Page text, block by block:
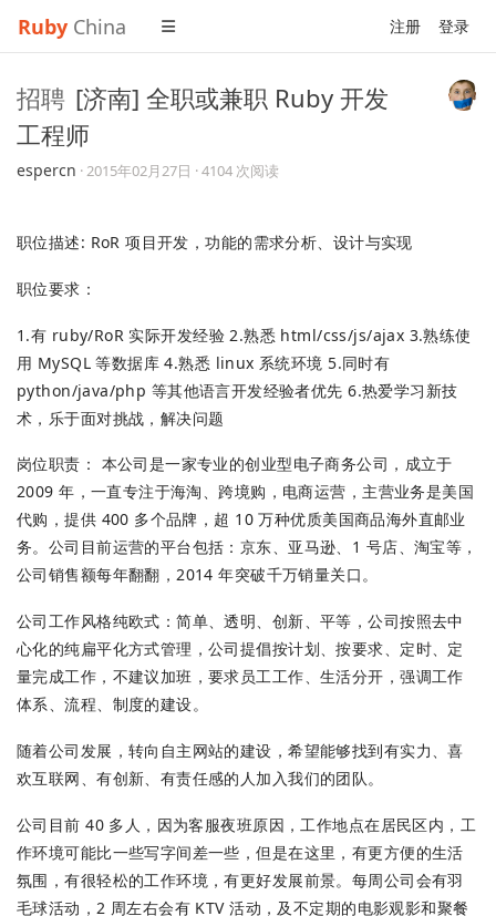
Ruby China 注册 登录
招聘 [济南] 全职或兼职 Ruby 开发
工程师
espercn ·2015年02月27日 · 4104 次阅读
职位描述: RoR 项目开发，功能的需求分析、设计与实现
职位要求：
1.有 ruby/RoR 实际开发经验 2.熟悉 html/css/js/ajax 3.熟练使
用 MySQL 等数据库 4.熟悉 linux 系统环境 5.同时有
python/java/php 等其他语言开发经验者优先 6.热爱学习新技
术，乐于面对挑战，解决问题
岗位职责： 本公司是一家专业的创业型电子商务公司，成立于
2009 年，一直专注于海淘、跨境购，电商运营，主营业务是美国
代购，提供 400 多个品牌，超 10 万种优质美国商品海外直邮业
务。公司目前运营的平台包括：京东、亚马逊、1 号店、淘宝等，
公司销售额每年翻翻，2014 年突破千万销量关口。
公司工作风格纯欧式：简单、透明、创新、平等，公司按照去中
心化的纯扁平化方式管理，公司提倡按计划、按要求、定时、定
量完成工作，不建议加班，要求员工工作、生活分开，强调工作
体系、流程、制度的建设。
随着公司发展，转向自主网站的建设，希望能够找到有实力、喜
欢互联网、有创新、有责任感的人加入我们的团队。
公司目前 40 多人，因为客服夜班原因，工作地点在居民区内，工
作环境可能比一些写字间差一些，但是在这里，有更方便的生活
氛围，有很轻松的工作环境，有更好发展前景。每周公司会有羽
毛球活动，2 周左右会有 KTV 活动，及不定期的电影观影和聚餐